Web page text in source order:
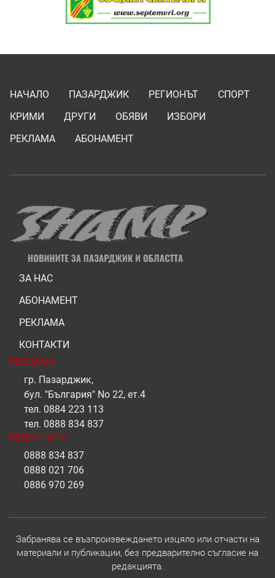
НАЧАЛО ПАЗАРДЖИК РЕГИОНЪТ
СПОРТ
КРИМИ
ДРУГИ ОБЯВИ
ИЗБОРИ
РЕКЛАМА
АБОНАМЕНТ
ЗА НАС
АБОНАМЕНТ
РЕКЛАМА
КОНТАКТИ
РЕКЛАМА
гр. Пазарджик,
бул. "България" No 22, ет.4
тел. 0884 223 113
тел. 0888 834 837
РЕПОРТЕРИ
0888 834 837
0888 021 706
0886 970 269
Забранява се възпроизвеждането изцяло или отчасти на
материали и публикации, без предварително съгласие на
редакцията.